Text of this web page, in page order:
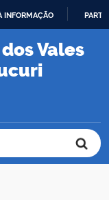
INFORMAÇÃO
Vales